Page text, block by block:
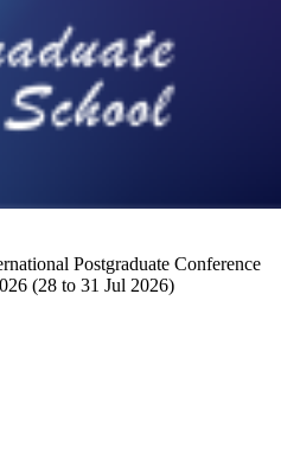
Postgraduate Conference
(28 to 31 Jul 2026)